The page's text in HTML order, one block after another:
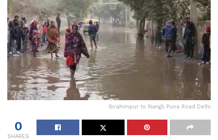
Ibrahimpur to Nangli Puna Road Delhi
0
SHARES